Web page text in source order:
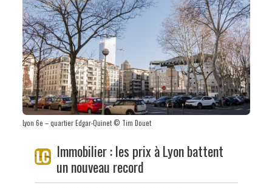
Lyon 6e – quartier Edgar-Quinet © Tim Douet
Immobilier : les prix à Lyon battent
un nouveau record